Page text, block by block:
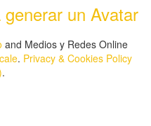
un Avatar
and Medios y Redes Online
. Privacy & Cookies Policy
.